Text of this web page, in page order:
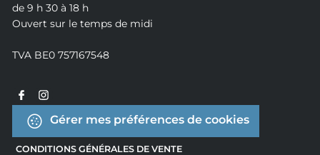
de 9 h 30 à 18 h
Ouvert sur le temps de midi
TVA BE0 757167548
Gérer mes préférences de cookies
CONDITIONS GÉNÉRALES DE VENTE